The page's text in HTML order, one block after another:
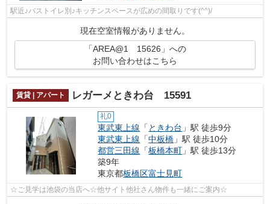
駅近♪バストイレ別♪キッチンスペースが広めの間取りです(^^)/
現在空室情報がありません。
「AREA@1 15626」への
お問い合わせはこちら
賃貸 | アパート レガーメときわ台 15591
礼0
東武東上線 「 ときわ台 」駅 徒歩9分
東武東上線 「中板橋 」駅 徒歩10分
都営三田線 「板橋本町 」駅 徒歩13分
築9年
東京都板橋区富士見町
☆ご見学は池袋の当店へ☆他サイト他社さん物件も一緒にご案内☆